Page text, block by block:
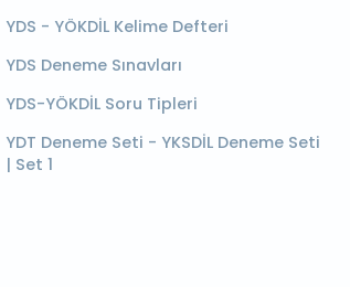
YDS - YÖKDİL Kelime Defteri
YDS Deneme Sınavları
YDS-YÖKDİL Soru Tipleri
YDT Deneme Seti - YKSDİL Deneme Seti
| Set 1